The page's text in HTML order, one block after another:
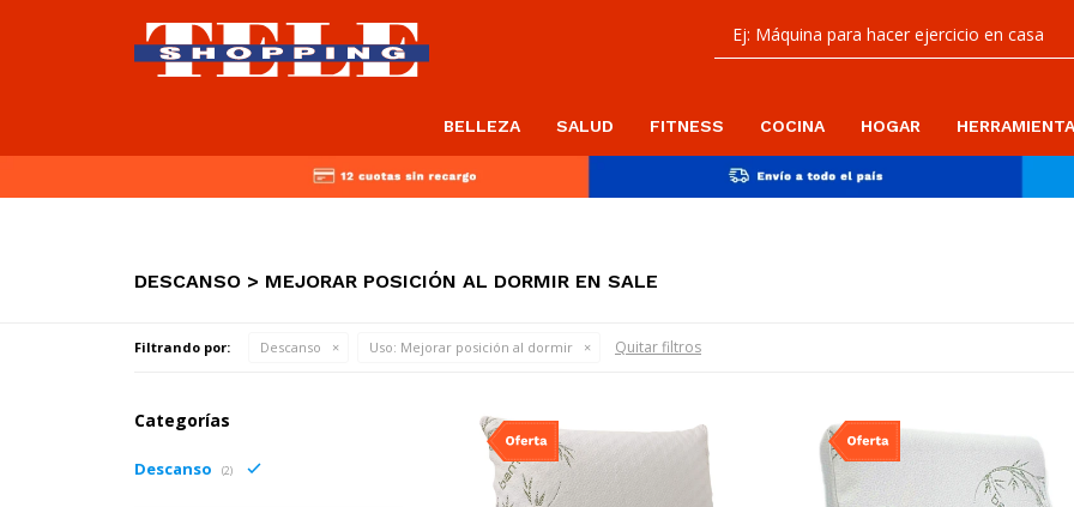
BELLEZA SALUD FITNESS COCINA HOGAR
DESCANSO > MEJORAR POSICIÓN AL DORMIR EN SALE
Filtrando por: Descanso Uso: Mejorar posición al dormir Quitar filtros
Categorías
Descanso (2)